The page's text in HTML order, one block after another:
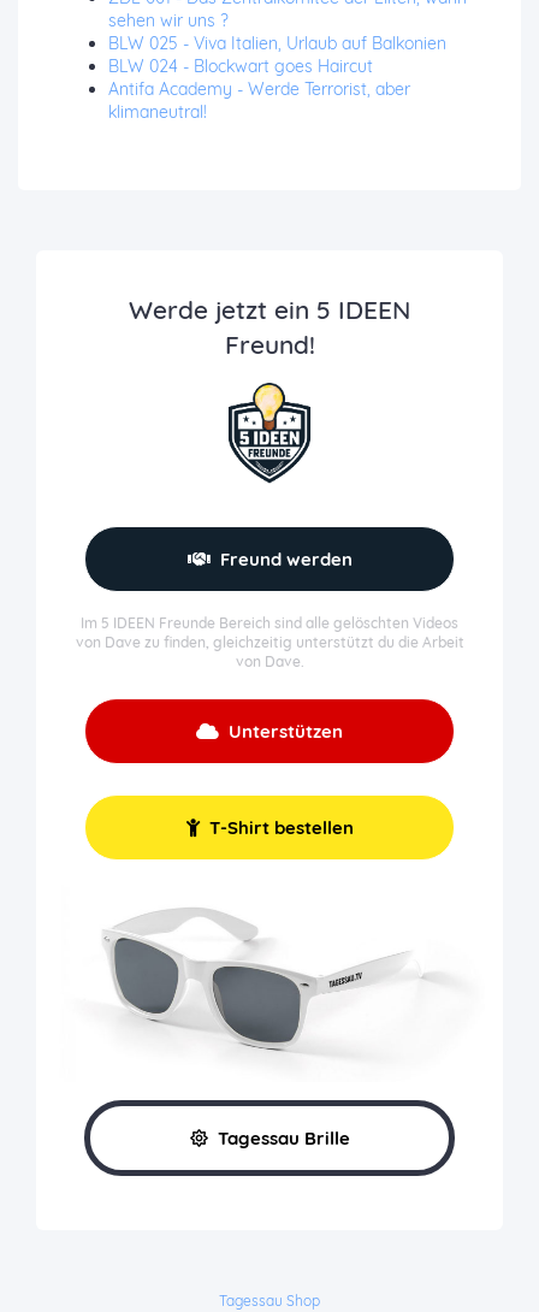
sehen wir uns ?
BLW 025 - Viva Italien, Urlaub auf Balkonien
BLW 024 - Blockwart goes Haircut
Antifa Academy - Werde Terrorist, aber
klimaneutral!
Werde jetzt ein 5 IDEEN
Freund!
Freund werden
Im 5 IDEEN Freunde Bereich sind alle gelöschten Videos
von Dave zu finden, gleichzeitig unterstützt du die Arbeit
von Dave.
Unterstützen
T-Shirt bestellen
Tagessau Brille
Tagessau Shop